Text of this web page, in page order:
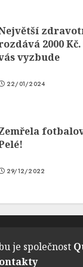
2000
vyzbude
22/01/2024
29/12/2022
je společnost